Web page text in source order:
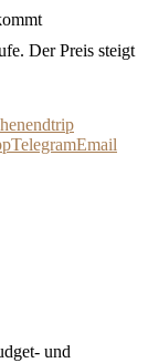
Der Preis steigt
TelegramEmail
und